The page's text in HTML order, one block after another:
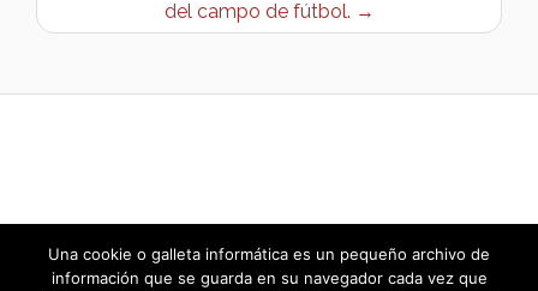
del campo de fútbol. →
Una cookie o galleta informática es un pequeño archivo de
información que se guarda en su navegador cada vez que